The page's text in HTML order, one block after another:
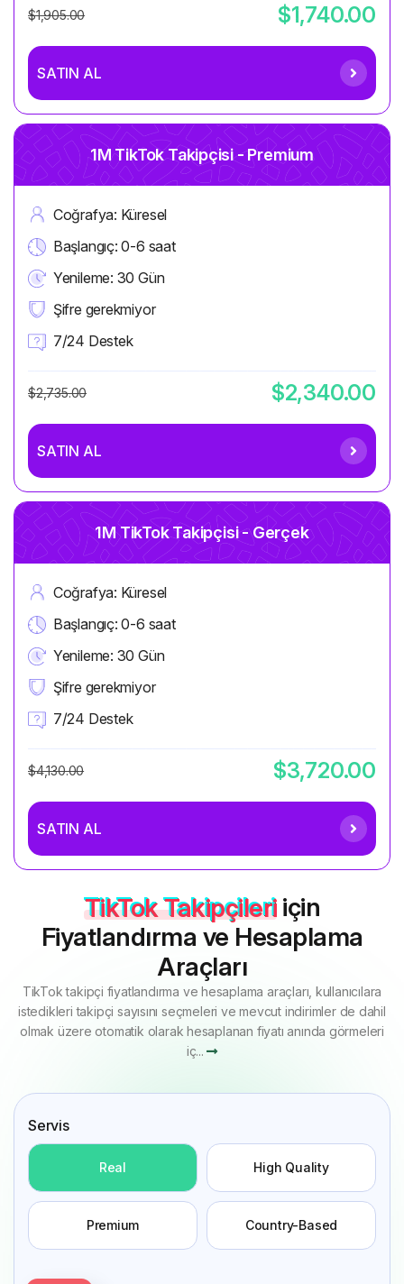
$1,905.00 $1,740.00
SATIN AL
1M TikTok Takipçisi - Premium
Coğrafya: Küresel
Başlangıç: 0-6 saat
Yenileme: 30 Gün
Şifre gerekmiyor
7/24 Destek
$2,735.00 $2,340.00
SATIN AL
1M TikTok Takipçisi - Gerçek
Coğrafya: Küresel
Başlangıç: 0-6 saat
Yenileme: 30 Gün
Şifre gerekmiyor
7/24 Destek
$4,130.00 $3,720.00
SATIN AL
TikTok Takipçileriiçin
Fiyatlandırma ve Hesaplama
Araçları
TikTok takipçi fiyatlandırma ve hesaplama araçları, kullanıcılara
istedikleri takipçi sayısını seçmeleri ve mevcut indirimler de dahil
olmak üzere otomatik olarak hesaplanan fiyatı anında görmeleri
iç...
Servis
Real High Quality
Premium Country-Based